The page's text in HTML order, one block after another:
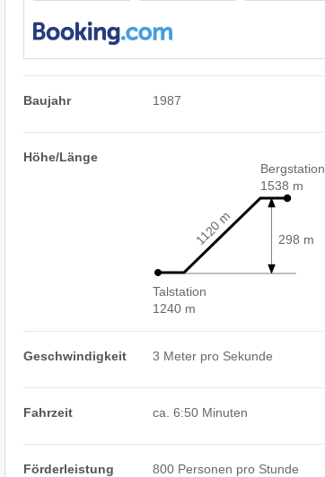
Baujahr 1987
Höhe/Länge
Talstation
1240 m
Bergstation
1538 m
298 m
1120 m
Geschwindigkeit 3 Meter pro Sekunde
Fahrzeit ca. 6:50 Minuten
Förderleistung 800 Personen pro Stunde